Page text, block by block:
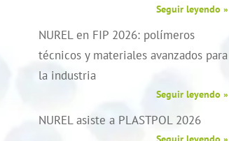
Seguir leyendo »
NUREL en FIP 2026: polímeros
técnicos y materiales avanzados para
la industria
Seguir leyendo »
NUREL asiste a PLASTPOL 2026